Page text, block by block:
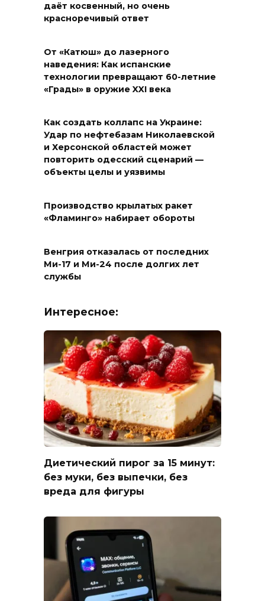
даёт косвенный, но очень
красноречивый ответ
От «Катюш» до лазерного
наведения: Как испанские
технологии превращают 60-летние
«Грады» в оружие XXI века
Как создать коллапс на Украине:
Удар по нефтебазам Николаевской
и Херсонской областей может
повторить одесский сценарий —
объекты целы и уязвимы
Производство крылатых ракет
«Фламинго» набирает обороты
Венгрия отказалась от последних
Ми-17 и Ми-24 после долгих лет
службы
Интересное:
Диетический пирог за 15 минут:
без муки, без выпечки, без
вреда для фигуры